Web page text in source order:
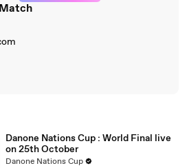
Danone Nations Cup : World Final live
on 25th October
Danone Nations Cup